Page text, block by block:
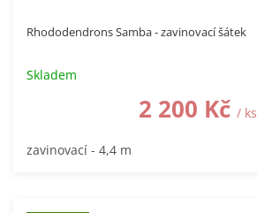
Rhododendrons Samba - zavinovací šátek
Skladem
2 200 Kč / ks
zavinovací - 4,4 m